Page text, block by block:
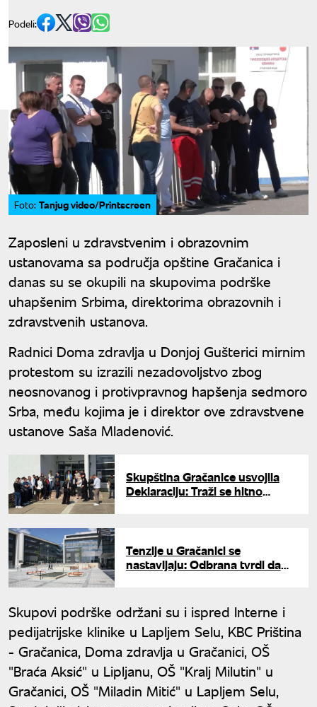
Podeli:
Foto: Tanjug video/Printscreen
Zaposleni u zdravstvenim i obrazovnim
ustanovama sa područja opštine Gračanica i
danas su se okupili na skupovima podrške
uhapšenim Srbima, direktorima obrazovnih i
zdravstvenih ustanova.
Radnici Doma zdravlja u Donjoj Gušterici mirnim
protestom su izrazili nezadovoljstvo zbog
neosnovanog i protivpravnog hapšenja sedmoro
Srba, među kojima je i direktor ove zdravstvene
ustanove Saša Mladenović.
Skupština Gračanice usvojila
Deklaraciju: Traži se hitno
Tenzije u Gračanici se
nastavljaju: Odbrana tvrdi da
Skupovi podrške održani su i ispred Interne i
pedijatrijske klinike u Lapljem Selu, KBC Priština
- Gračanica, Doma zdravlja u Gračanici, OŠ
"Braća Aksić" u Lipljanu, OŠ "Kralj Milutin" u
Gračanici, OŠ "Miladin Mitić" u Lapljem Selu,